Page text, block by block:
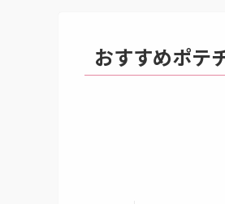
おすすめポテ